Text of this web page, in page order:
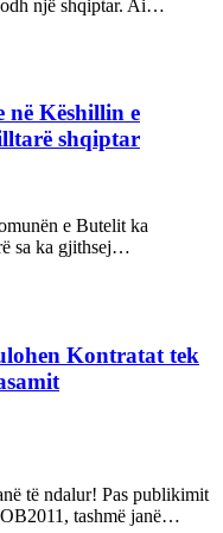
një shqiptar. Ai…
në Këshillin e
shqiptar
e Butelit ka
sa ka gjithsej…
Kontratat tek
të ndalur! Pas publikimit
tashmë janë…